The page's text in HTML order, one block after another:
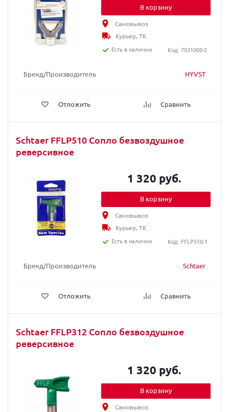
Бренд/Производитель HYVST
Отложить Сравнить
В корзину
Самовывоз
Курьер, ТК
Есть в наличии
Код: 7031000-2
Schtaer FFLP510 Сопло безвоздушное
реверсивное
Бренд/Производитель Schtaer
Отложить Сравнить
1 320 руб.
В корзину
Самовывоз
Курьер, ТК
Есть в наличии
Код: FFLP510-1
Schtaer FFLP312 Сопло безвоздушное
реверсивное
1 320 руб.
В корзину
Самовывоз